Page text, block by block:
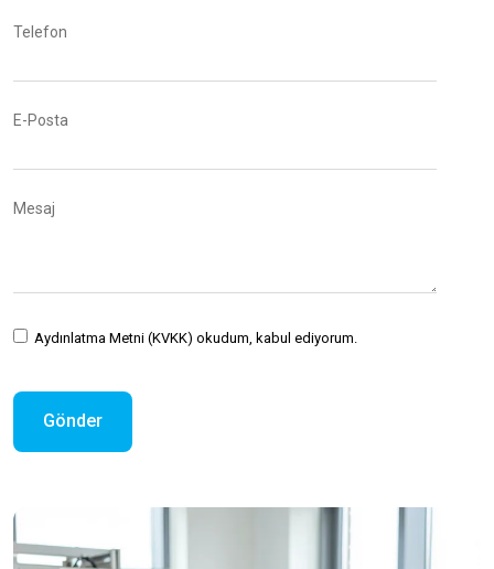
Telefon
E-Posta
Mesaj
Aydınlatma Metni (KVKK) okudum, kabul ediyorum.